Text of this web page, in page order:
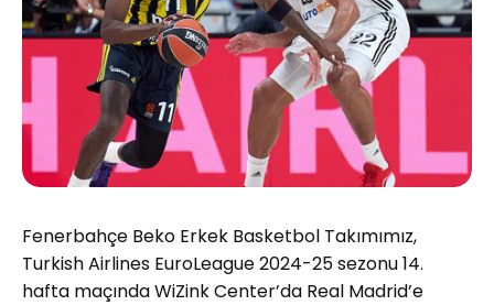
Fenerbahçe Beko Erkek Basketbol Takımımız,
Turkish Airlines EuroLeague 2024-25 sezonu 14.
hafta maçında WiZink Center’da Real Madrid’e